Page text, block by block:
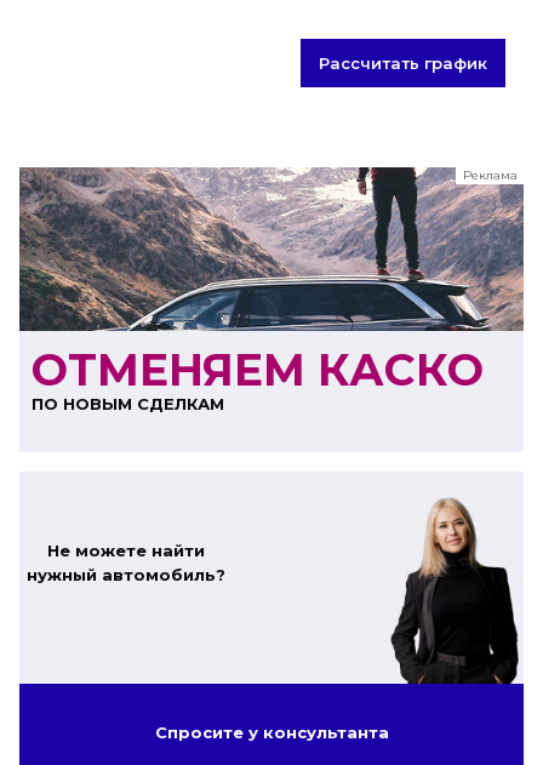
Рассчитать график
Реклама
ООО "ЛК Эволюция"
ИНН 9724016636
erid: nyi26TK8Sykg5SPCgA2w5MdVpLC2ggii
ОТМЕНЯЕМ КАСКО
ПО НОВЫМ СДЕЛКАМ
Не можете найти
нужный автомобиль?
Спросите у консультанта